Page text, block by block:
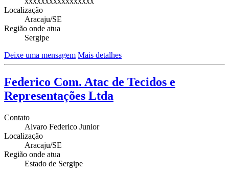
Localização
Aracaju/SE
Região onde atua
Sergipe
Deixe uma mensagem Mais detalhes
Federico Com. Atac de Tecidos e
Representações Ltda
Contato
Alvaro Federico Junior
Localização
Aracaju/SE
Região onde atua
Estado de Sergipe